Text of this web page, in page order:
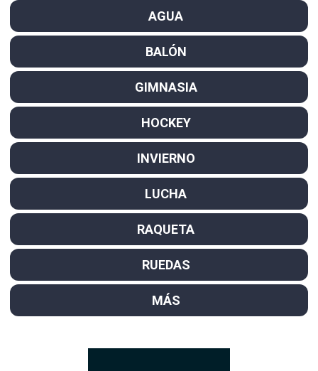
AGUA
BALÓN
GIMNASIA
HOCKEY
INVIERNO
LUCHA
RAQUETA
RUEDAS
MÁS